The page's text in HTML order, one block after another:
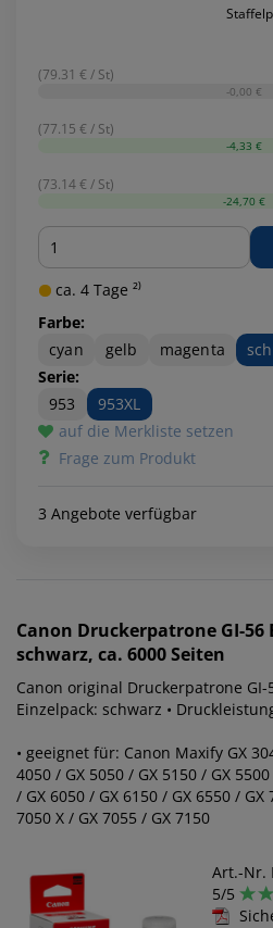
(79.31 € / St)
-0,00 €
(77.15 € / St)
-4,33 €
(73.14 € / St)
-24,70 €
Menge
ca. 4 Tage ²⁾
Farbe:
cyan
gelb magenta
Serie:
953
953XL
auf die Merkliste setzen
Frage zum Produkt
3 Angebote verfügbar
Canon Druckerpatrone GI-56
schwarz, ca. 6000 Seiten
Canon original Druckerpatrone GI-
Einzelpack: schwarz •
• geeignet für: Canon Maxify GX
4050 / GX 5050 / GX 5150 / GX
/ GX 6050 / GX 6150 / GX 6550 /
7050 X / GX 7055 / GX 7150
Art.-Nr.
5/5